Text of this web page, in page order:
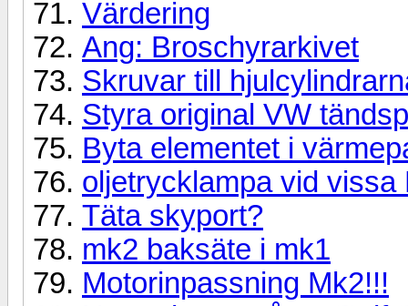
Värdering
Ang: Broschyrarkivet
Skruvar till
Styra original VW
Byta elementet i
oljetrycklampa vid vissa
Täta skyport?
mk2 baksäte i mk1
Motorinpassning Mk2!!!